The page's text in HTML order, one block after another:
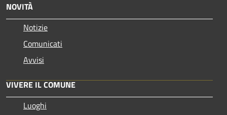
NOVITÀ
Notizie
Comunicati
Avvisi
VIVERE IL COMUNE
Luoghi